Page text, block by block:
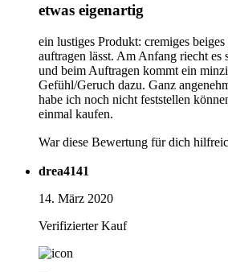
etwas eigenartig
ein lustiges Produkt: cremiges
auftragen lässt. Am Anfang riecht es
und beim Auftragen kommt ein
Gefühl/Geruch dazu. Ganz
habe ich noch nicht feststellen
einmal kaufen.
War diese Bewertung für dich
drea4141
14. März 2020
Verifizierter Kauf